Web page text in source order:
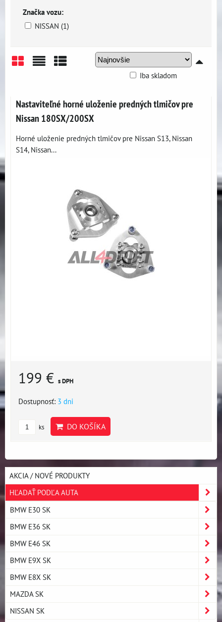
Značka vozu:
NISSAN (1)
Iba skladom
Nastaviteľné horné uloženie predných tlmičov pre
Nissan 180SX/200SX
Horné uloženie predných tlmičov pre Nissan S13, Nissan
S14, Nissan...
199 € s DPH
Dostupnosť: 3 dni
ks DO KOŠÍKA
AKCIA / NOVÉ PRODUKTY
HĽADAŤ PODĽA AUTA
BMW E30 SK
BMW E36 SK
BMW E46 SK
BMW E9X SK
BMW E8X SK
MAZDA SK
NISSAN SK